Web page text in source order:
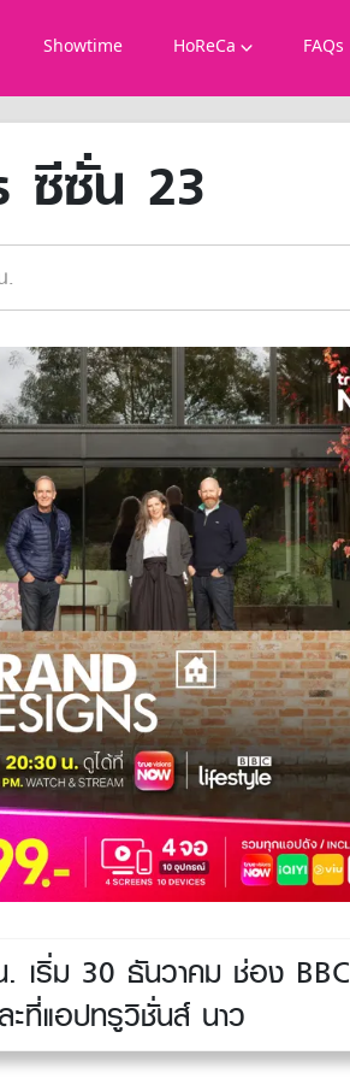
Showtime HoReCa FAQs
ซีซั่น 23
.
เริ่ม 30 ธันวาคม ช่อง BBC
ที่แอปทรูวิชั่นส์ นาว